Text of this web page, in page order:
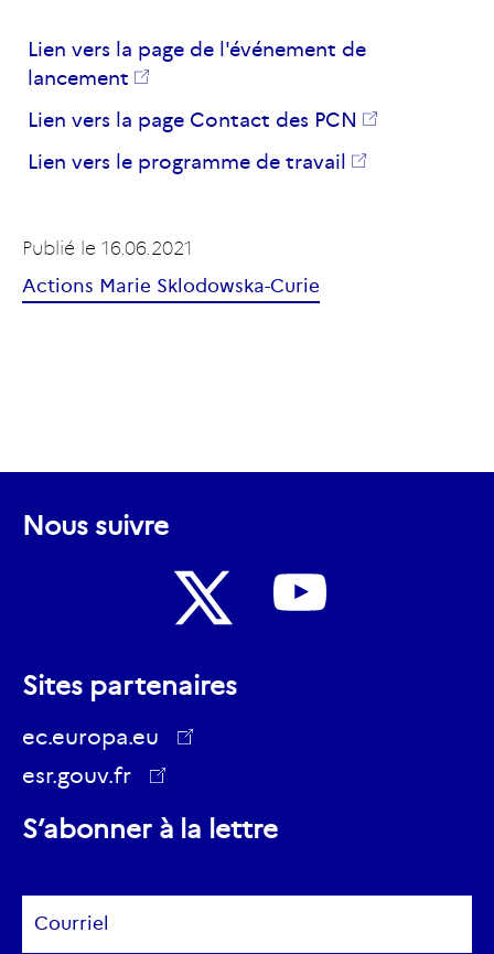
Lien vers la page de l'événement de
lancement
Lien vers la page Contact des PCN
Lien vers le programme de travail
Publié le 16.06.2021
Actions Marie Sklodowska-Curie
Nous suivre
suivre
sur
Sites partenaires
ec.europa.eu
esr.gouv.fr
ec.europa.eu
S’abonner à la lettre